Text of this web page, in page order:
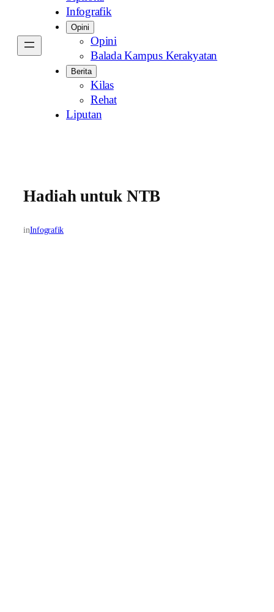
Infografik
Opini
Opini
Balada Kampus Kerakyatan
Berita
Kilas
Rehat
Liputan
Hadiah untuk NTB
inInfografik